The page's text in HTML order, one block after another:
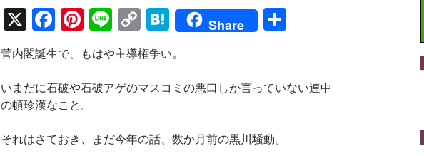
X
F
e
b
o
o
Pi
nt
er
es
t
Li
n
e
C
o
p
y
n
H
at
e
n
Share
菅内閣誕生で、もはや主導権争い。
いまだに石破や石破アゲのマスコミの悪口しか言っていない連中
の頓珍漢なこと。
それはさておき、まだ今年の話、数か月前の黒川騒動。